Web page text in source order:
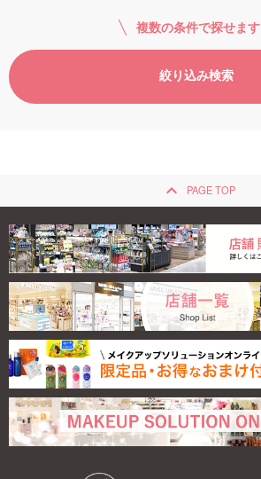
ログイン・新規会員登録
複数の条件で探せます
絞り込み検索
keyboard_arrow_up PAGE TOP